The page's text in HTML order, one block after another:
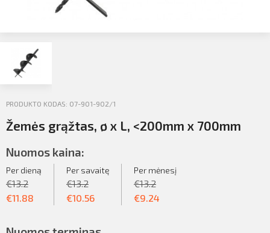
PRODUKTO KODAS: 07-901-902/1
Žemės grąžtas, ø x L, <200mm x 700mm
Nuomos kaina:
Per dieną
€13.2
€11.88
Per savaitę
€13.2
€10.56
Per mėnesį
€13.2
€9.24